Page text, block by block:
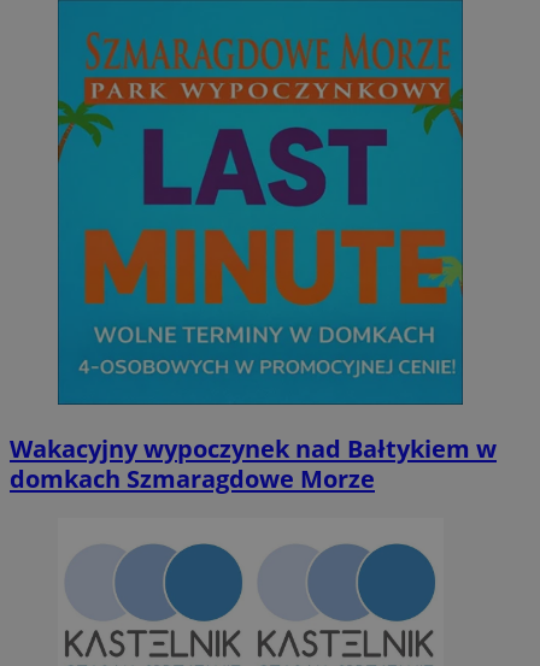
Wakacyjny wypoczynek nad Bałtykiem w
domkach Szmaragdowe Morze